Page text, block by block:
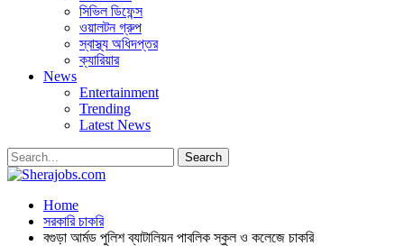
সিভিল ডিফেন্স
ওয়ালটন গ্রুপ
স্বাস্থ্য অধিদপ্তর
ক্যারিয়ার
News
Entertainment
Trending
Latest News
Home
সরকারি চাকরি
বগুড়া আর্মড পুলিশ ব্যাটালিয়ন পাবলিক স্কুল ও কলেজে চাকরি